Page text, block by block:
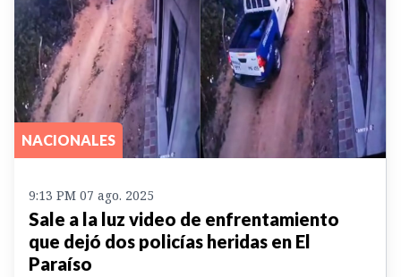
NACIONALES
9:13 PM 07 ago. 2025
Sale a la luz video de enfrentamiento
que dejó dos policías heridas en El
Paraíso